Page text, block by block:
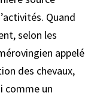
Quand
selon les
appelé
des chevaux,
comme un